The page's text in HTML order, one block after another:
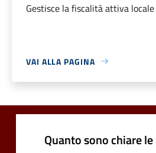
Gestisce la fiscalità attiva locale
VAI ALLA PAGINA
Quanto sono chiare